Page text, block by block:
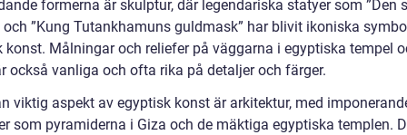
formerna är skulptur, där legendariska statyer som ”Den
och ”Kung Tutankhamuns guldmask” har blivit ikoniska
konst. Målningar och reliefer på väggarna i egyptiska tempel
också vanliga och ofta rika på detaljer och färger.
viktig aspekt av egyptisk konst är arkitektur, med
som pyramiderna i Giza och de mäktiga egyptiska templen.